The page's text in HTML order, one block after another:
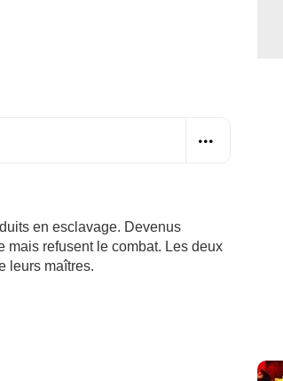
en esclavage. Devenus
mais refusent le combat. Les deux
leurs maîtres.